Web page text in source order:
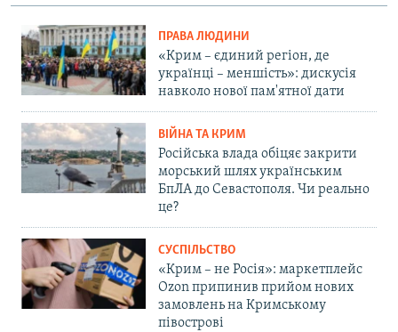
ПРАВА ЛЮДИНИ
«Крим – єдиний регіон, де
українці – меншість»: дискусія
навколо нової пам'ятної дати
ВІЙНА ТА КРИМ
Російська влада обіцяє закрити
морський шлях українським
БпЛА до Севастополя. Чи реально
це?
СУСПІЛЬСТВО
«Крим – не Росія»: маркетплейс
Ozon припинив прийом нових
замовлень на Кримському
півострові